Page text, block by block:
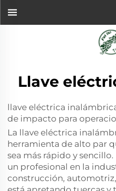
Llave
llave eléctrica
de impacto para
La llave eléctrica
herramienta de alto par
sea más rápido y
un profesional en la
construcción,